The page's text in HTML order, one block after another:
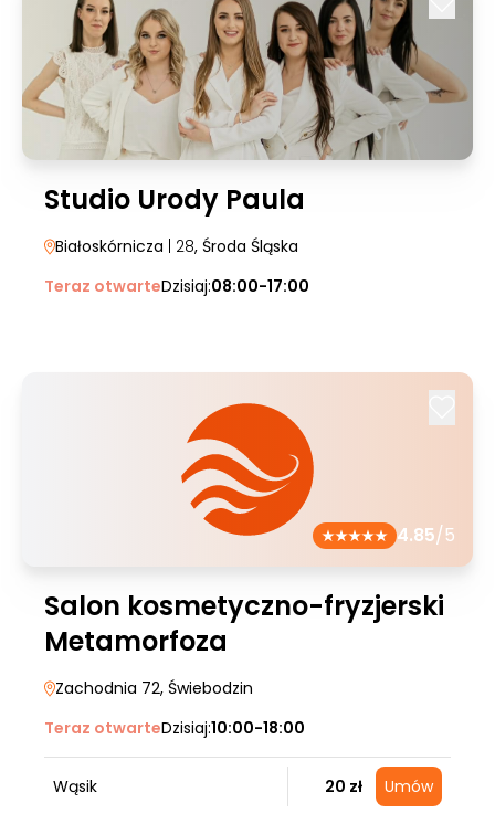
Studio Urody Paula
Białoskórnicza | 28, Środa Śląska
Teraz otwarteDzisiaj:08:00-17:00
4.85/5
Salon kosmetyczno-fryzjerski
Metamorfoza
Zachodnia 72, Świebodzin
Teraz otwarteDzisiaj:10:00-18:00
Wąsik 20 zł Umów